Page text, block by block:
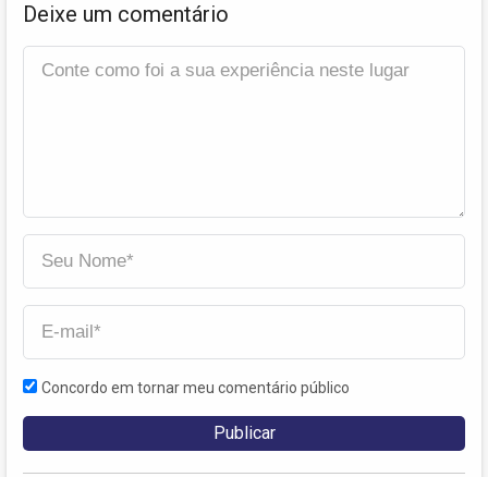
Deixe um comentário
Concordo em tornar meu comentário público